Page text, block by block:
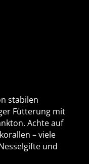
stabilen
Fütterung mit
Achte auf
– viele
und